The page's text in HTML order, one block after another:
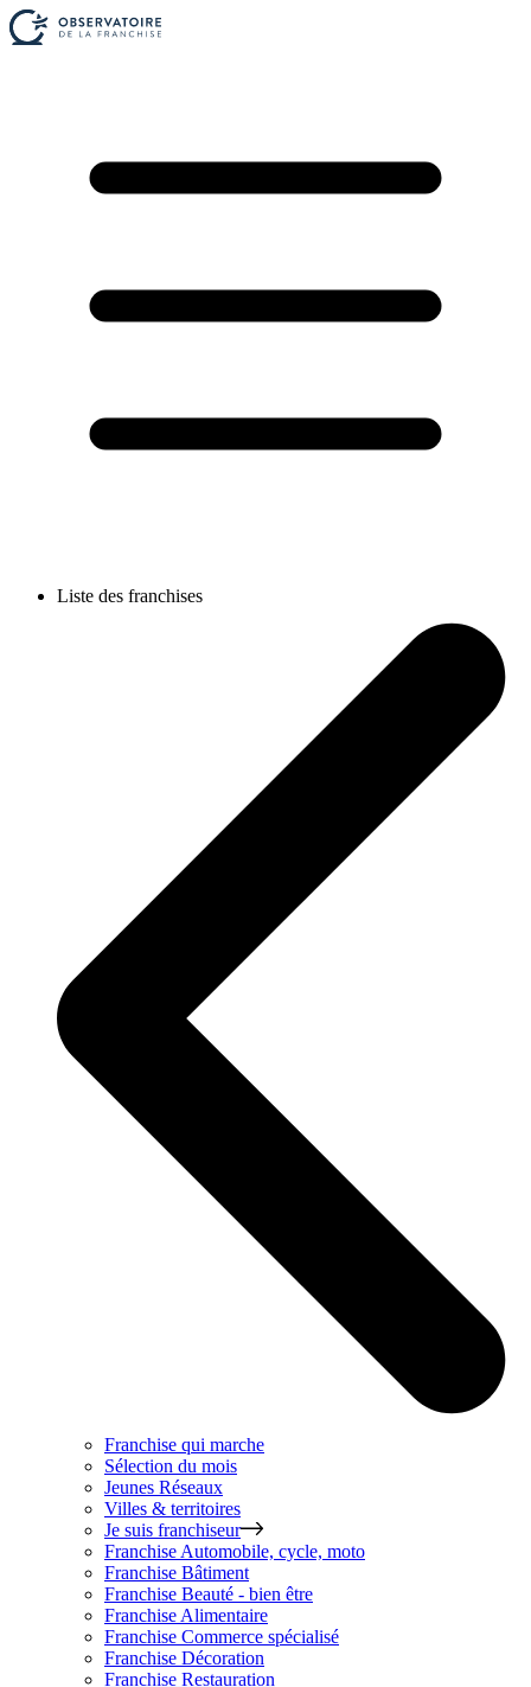
Liste des franchises
Franchise qui marche
Sélection du mois
Jeunes Réseaux
Villes & territoires
Je suis franchiseur
Franchise Automobile, cycle, moto
Franchise Bâtiment
Franchise Beauté - bien être
Franchise Alimentaire
Franchise Commerce spécialisé
Franchise Décoration
Franchise Restauration